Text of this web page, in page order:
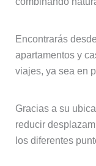
Encontrarás
apartamentos y
viajes, ya sea en
Gracias a su
reducir
los diferentes